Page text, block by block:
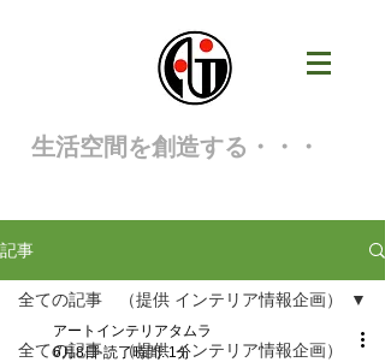
生活空間を創造する・・・
記事
全ての記事 （提供 インテリア情報企画）
全ての記事 （提供 インテリア情報企画）
アートインテリアタムラ
6月8日 読了時間: 1分